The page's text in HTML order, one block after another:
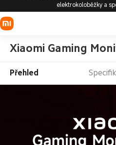
elektrokoloběžky a
Xiaomi Gaming
Přehled